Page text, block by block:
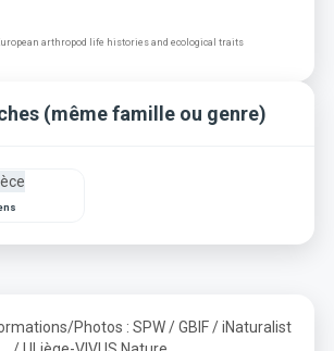
arthropod life histories and ecological traits
(même famille ou genre)
Photos : SPW / GBIF / iNaturalist